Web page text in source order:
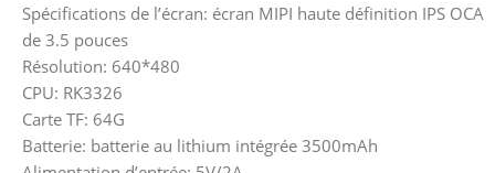
Spécifications de l’écran: écran MIPI haute définition IPS OCA
de 3.5 pouces
Résolution: 640*480
CPU: RK3326
Carte TF: 64G
Batterie: batterie au lithium intégrée 3500mAh